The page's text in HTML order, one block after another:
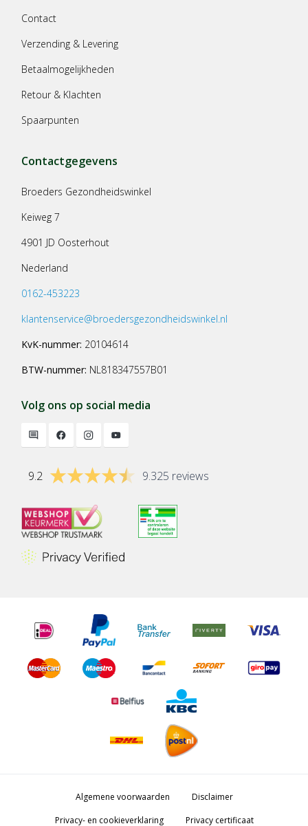
Contact
Verzending & Levering
Betaalmogelijkheden
Retour & Klachten
Spaarpunten
Contactgegevens
Broeders Gezondheidswinkel
Keiweg 7
4901 JD Oosterhout
Nederland
0162-453223
klantenservice@broedersgezondheidswinkel.nl
KvK-nummer: 20104614
BTW-nummer: NL818347557B01
Volg ons op social media
9.2 9.325 reviews
Algemene voorwaarden
Disclaimer
Privacy- en cookieverklaring
Privacy certificaat